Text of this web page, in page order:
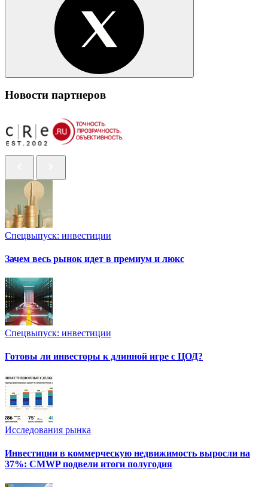
Новости партнеров
Спецвыпуск: инвестиции
Зачем весь рынок идет в премиум и люкс
Спецвыпуск: инвестиции
Готовы ли инвесторы к длинной игре с ЦОД?
Исследования рынка
Инвестиции в коммерческую недвижимость выросли на
37%: CMWP подвели итоги полугодия